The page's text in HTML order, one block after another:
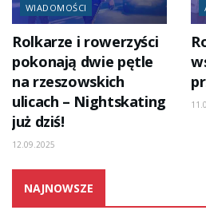
WIADOMOŚCI
Rolkarze i rowerzyści
pokonają dwie pętle
na rzeszowskich
ulicach – Nightskating
już dziś!
12.09.2025
NAJNOWSZE